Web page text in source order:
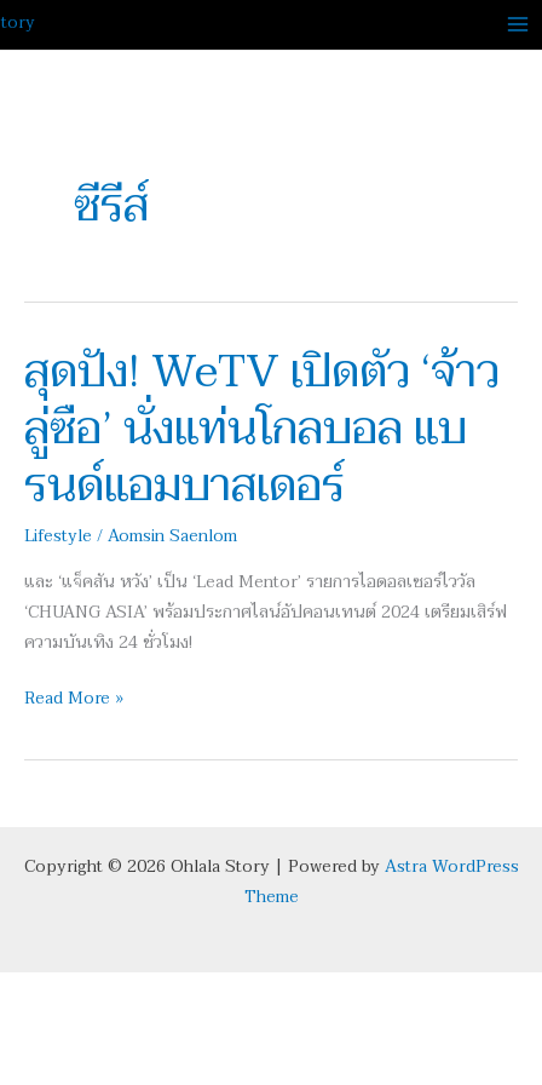
Skip
to
ซีรีส์
สุดปัง! WeTV เปิดตัว ‘จ้าว
ลู่ซือ’ นั่งแท่นโกลบอล แบ
รนด์แอมบาสเดอร์
Lifestyle /Aomsin Saenlom
และ ‘แจ็คสัน หวัง’ เป็น ‘Lead Mentor’ รายการไอดอลเซอร์ไววัล
‘CHUANG ASIA’ พร้อมประกาศไลน์อัปคอนเทนต์ 2024 เตรียมเสิร์ฟ
ความบันเทิง 24 ชั่วโมง!
สุด
ปัง!
WeTV
เปิด
ตัว
‘จ้าว
ลู่
นั่ง
แบ
Read More »
Copyright © 2026 Ohlala Story | Powered byAstra WordPress
Theme